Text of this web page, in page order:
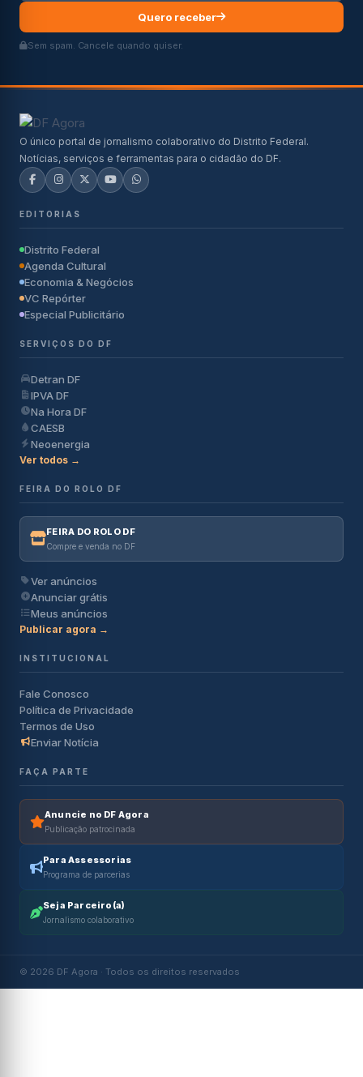
Quero receber
Sem spam. Cancele quando quiser.
O único portal de jornalismo colaborativo do Distrito Federal.
Notícias, serviços e ferramentas para o cidadão do DF.
EDITORIAS
Distrito Federal
Agenda Cultural
Economia & Negócios
VC Repórter
Especial Publicitário
SERVIÇOS DO DF
Detran DF
IPVA DF
Na Hora DF
CAESB
Neoenergia
Ver todos →
FEIRA DO ROLO DF
FEIRA DO ROLO DF
Compre e venda no DF
Ver anúncios
Anunciar grátis
Meus anúncios
Publicar agora →
INSTITUCIONAL
Fale Conosco
Política de Privacidade
Termos de Uso
Enviar Notícia
FAÇA PARTE
Anuncie no DF Agora
Publicação patrocinada
Para Assessorias
Programa de parcerias
Seja Parceiro(a)
Jornalismo colaborativo
© 2026 DF Agora · Todos os direitos reservados